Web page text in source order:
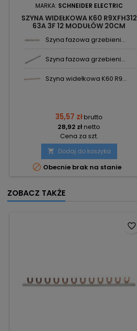
MARKA: SCHNEIDER ELECTRIC
SZYNA WIDEŁKOWA K60 R9XFH312
63A 3F 12 MODUŁÓW 20CM
Szyna fazowa grzebieni...
Szyna fazowa grzebieni...
Szyna widełkowa K60 R9...
35,57 złbrutto
28,92 złnetto
Cena za szt.
 Dodaj do koszyka
 Obecnie brak na stanie
ZOBACZ TAKŻE
favorite_border